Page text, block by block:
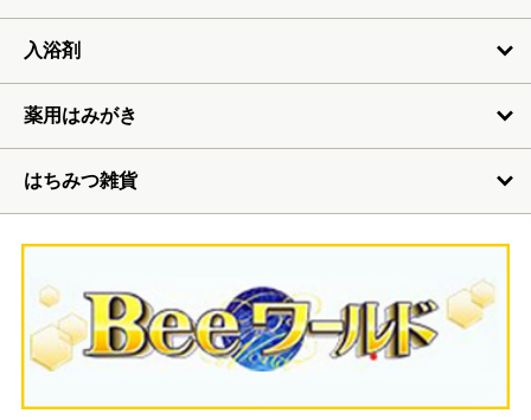
入浴剤
薬用はみがき
はちみつ雑貨